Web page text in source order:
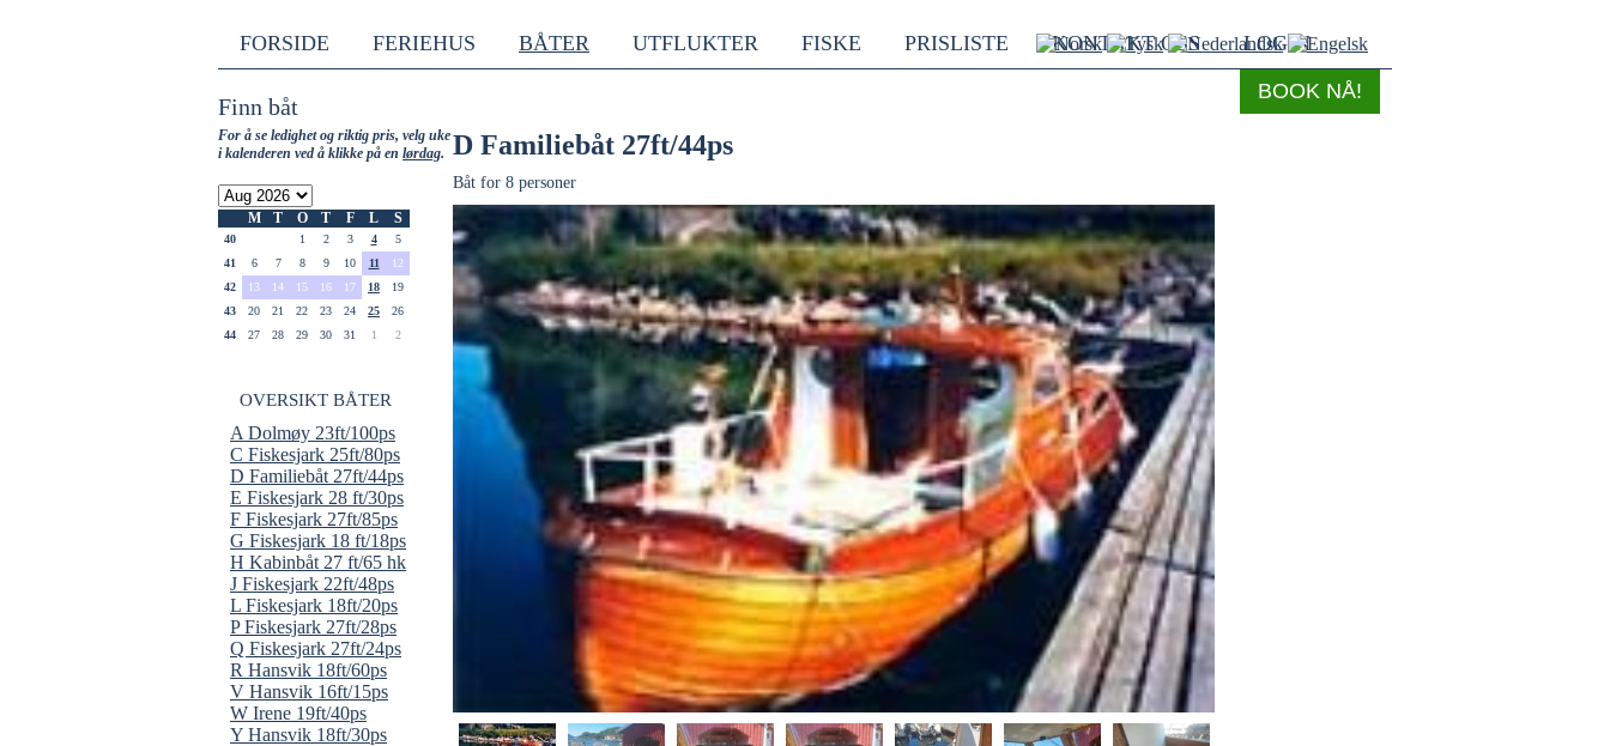
BOOK NÅ!
FORSIDE FERIEHUS BÅTER UTFLUKTER FISKE PRISLISTE KONTAKT OSS LOGIN
Finn båt
For å se ledighet og riktig pris, velg uke
i kalenderen ved å klikke på en lørdag.
M T O T F L S
40 1 2 3 4
5
41
6 7 8 9 10 11
12
42
13 14 15 16 17 18
19
43
20 21 22 23 24 25
26
44
27 28 29 30 31 1 2
OVERSIKT BÅTER
A Dolmøy 23ft/100ps
C Fiskesjark 25ft/80ps
D Familiebåt 27ft/44ps
E Fiskesjark 28 ft/30ps
F Fiskesjark 27ft/85ps
G Fiskesjark 18 ft/18ps
H Kabinbåt 27 ft/65 hk
J Fiskesjark 22ft/48ps
L Fiskesjark 18ft/20ps
P Fiskesjark 27ft/28ps
Q Fiskesjark 27ft/24ps
R Hansvik 18ft/60ps
V Hansvik 16ft/15ps
W Irene 19ft/40ps
Y Hansvik 18ft/30ps
D Familiebåt 27ft/44ps
Båt for 8 personer